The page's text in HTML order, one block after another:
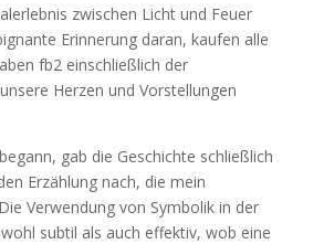
zwischen Licht und Feuer
Erinnerung daran, kaufen alle
fb2 einschließlich der
Herzen und Vorstellungen
gab die Geschichte schließlich
Erzählung nach, die mein
Verwendung von Symbolik in der
subtil als auch effektiv, wob eine